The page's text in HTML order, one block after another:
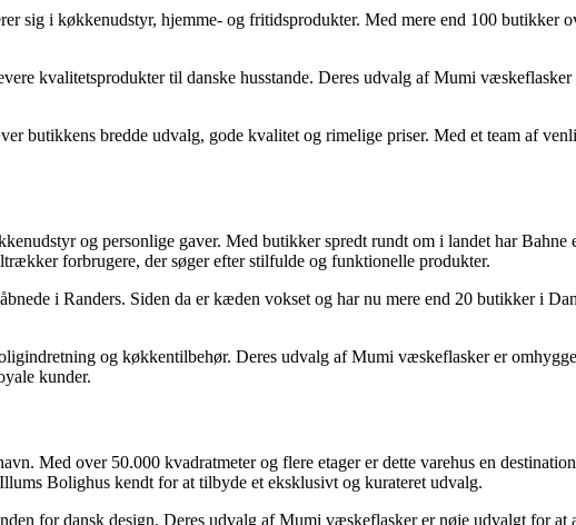
sig i køkkenudstyr, hjemme- og fritidsprodukter. Med mere end 100 butikker
kvalitetsprodukter til danske husstande. Deres udvalg af Mumi
butikkens bredde udvalg, gode kvalitet og rimelige priser. Med et team af
og personlige gaver. Med butikker spredt rundt om i landet har
forbrugere, der søger efter stilfulde og funktionelle produkter.
i Randers. Siden da er kæden vokset og har nu mere end 20 butikker i
og køkkentilbehør. Deres udvalg af Mumi væskeflasker er
kunder.
Med over 50.000 kvadratmeter og flere etager er dette varehus en
Bolighus kendt for at tilbyde et eksklusivt og kurateret udvalg.
for dansk design. Deres udvalg af Mumi væskeflasker er nøje udvalgt for